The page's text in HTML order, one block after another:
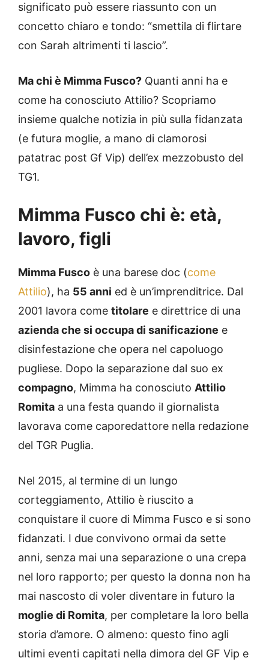
significato può essere riassunto con un
concetto chiaro e tondo: “smettila di flirtare
con Sarah altrimenti ti lascio”.
Ma chi è Mimma Fusco? Quanti anni ha e
come ha conosciuto Attilio? Scopriamo
insieme qualche notizia in più sulla fidanzata
(e futura moglie, a mano di clamorosi
patatrac post Gf Vip) dell’ex mezzobusto del
TG1.
Mimma Fusco chi è: età,
lavoro, figli
Mimma Fusco è una barese doc (come
Attilio), ha 55 anni ed è un’imprenditrice. Dal
2001 lavora come titolare e direttrice di una
azienda che si occupa di sanificazione e
disinfestazione che opera nel capoluogo
pugliese. Dopo la separazione dal suo ex
compagno, Mimma ha conosciuto Attilio
Romita a una festa quando il giornalista
lavorava come caporedattore nella redazione
del TGR Puglia.
Nel 2015, al termine di un lungo
corteggiamento, Attilio è riuscito a
conquistare il cuore di Mimma Fusco e si sono
fidanzati. I due convivono ormai da sette
anni, senza mai una separazione o una crepa
nel loro rapporto; per questo la donna non ha
mai nascosto di voler diventare in futuro la
moglie di Romita, per completare la loro bella
storia d’amore. O almeno: questo fino agli
ultimi eventi capitati nella dimora del GF Vip e